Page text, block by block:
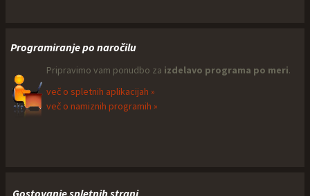
Programiranje po naročilu
Pripravimo vam ponudbo za izdelavo programa po meri.
več o spletnih aplikacijah »
več o namiznih programih »
Gostovanje spletnih strani